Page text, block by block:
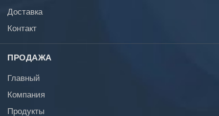
Доставка
Контакт
ПРОДАЖА
Главный
Компания
Продукты